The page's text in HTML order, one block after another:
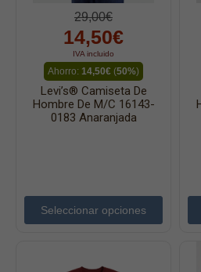
29,00€
14,50€
IVA incluido
Ahorro: 14,50€ (50%)
Levi’s® Camiseta De
Hombre De M/c 16143-
0183 Anaranjada
Seleccionar opciones